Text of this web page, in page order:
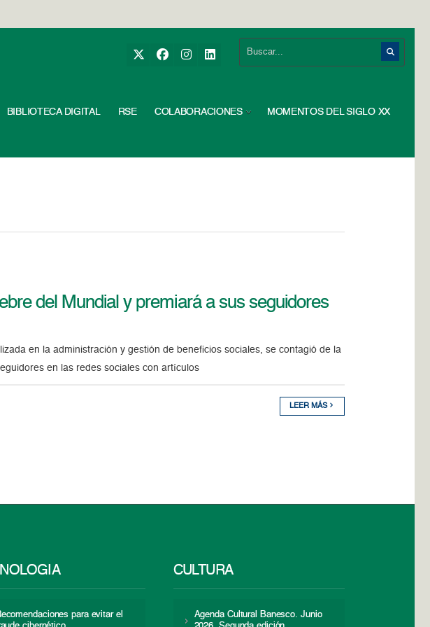
BIBLIOTECA DIGITAL RSE COLABORACIONES MOMENTOS DEL SIGLO XX
del Mundial y premiará a sus seguidores
en la administración y gestión de beneficios sociales, se contagió de la
en las redes sociales con artículos
LEER MÁS
para evitar el
CULTURA
Agenda Cultural Banesco. Junio